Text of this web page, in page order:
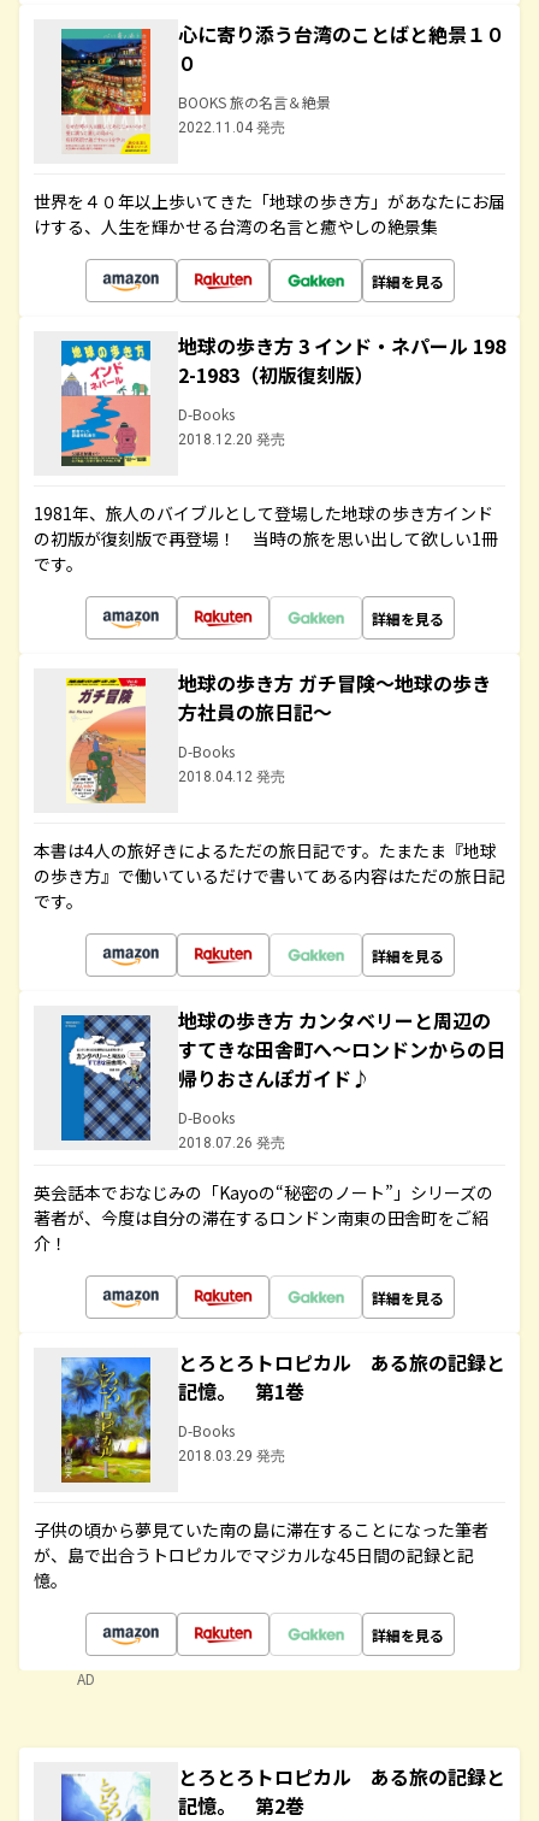
心に寄り添う台湾のことばと絶景１０
０
BOOKS 旅の名言＆絶景
2022.11.04 発売
世界を４０年以上歩いてきた「地球の歩き方」があなたにお届
けする、人生を輝かせる台湾の名言と癒やしの絶景集
詳細を見る
地球の歩き方 3 インド・ネパール 198
2-1983（初版復刻版）
D-Books
2018.12.20 発売
1981年、旅人のバイブルとして登場した地球の歩き方インド
の初版が復刻版で再登場！ 当時の旅を思い出して欲しい1冊
です。
詳細を見る
地球の歩き方 ガチ冒険～地球の歩き
方社員の旅日記～
D-Books
2018.04.12 発売
本書は4人の旅好きによるただの旅日記です。たまたま『地球
の歩き方』で働いているだけで書いてある内容はただの旅日記
です。
詳細を見る
地球の歩き方 カンタベリーと周辺の
すてきな田舎町へ～ロンドンからの日
帰りおさんぽガイド♪
D-Books
2018.07.26 発売
英会話本でおなじみの「Kayoの“秘密のノート”」シリーズの
著者が、今度は自分の滞在するロンドン南東の田舎町をご紹
介！
詳細を見る
とろとろトロピカル ある旅の記録と
記憶。 第1巻
D-Books
2018.03.29 発売
子供の頃から夢見ていた南の島に滞在することになった筆者
が、島で出合うトロピカルでマジカルな45日間の記録と記
憶。
詳細を見る
AD
とろとろトロピカル ある旅の記録と
記憶。 第2巻